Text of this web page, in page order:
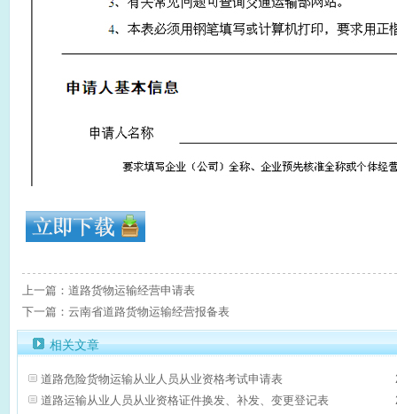
上一篇：道路货物运输经营申请表
下一篇：云南省道路货物运输经营报备表
相关文章
道路危险货物运输从业人员从业资格考试申请表
道路运输从业人员从业资格证件换发、补发、变更登记表